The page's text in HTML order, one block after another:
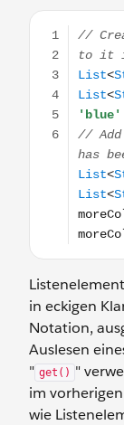
// Create a
in eckigen
Notation,
Auslesen
" get() "
im
wie